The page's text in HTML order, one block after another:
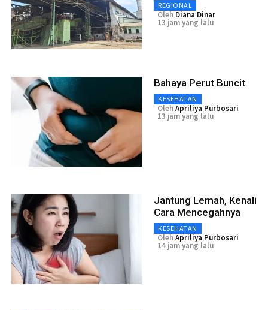
REGIONAL
Oleh Diana Dinar
13 jam yang lalu
Bahaya Perut Buncit
KESEHATAN
OlehApriliya Purbosari
13 jam yang lalu
Jantung Lemah, Kenali
Cara Mencegahnya
KESEHATAN
OlehApriliya Purbosari
14 jam yang lalu